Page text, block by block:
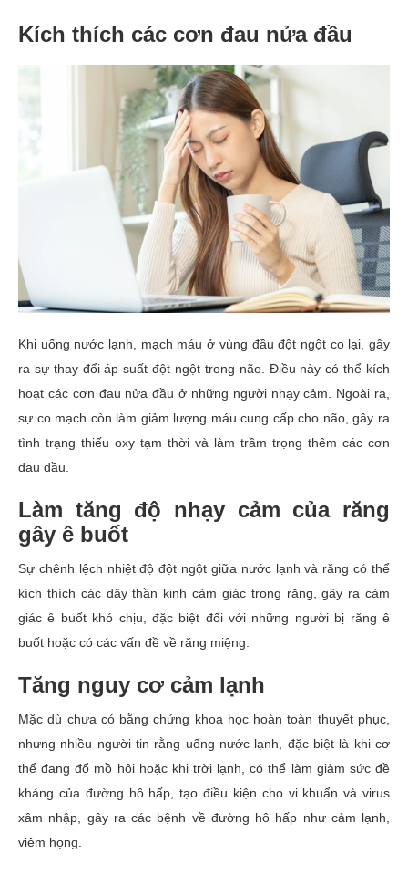
Kích thích các cơn đau nửa đầu
Khi uống nước lạnh, mạch máu ở vùng đầu đột ngột co lại, gây
ra sự thay đổi áp suất đột ngột trong não. Điều này có thể kích
hoạt các cơn đau nửa đầu ở những người nhạy cảm. Ngoài ra,
sự co mạch còn làm giảm lượng máu cung cấp cho não, gây ra
tình trạng thiếu oxy tạm thời và làm trầm trọng thêm các cơn
đau đầu.
Làm tăng độ nhạy cảm của răng
gây ê buốt
Sự chênh lệch nhiệt độ đột ngột giữa nước lạnh và răng có thể
kích thích các dây thần kinh cảm giác trong răng, gây ra cảm
giác ê buốt khó chịu, đặc biệt đối với những người bị răng ê
buốt hoặc có các vấn đề về răng miệng.
Tăng nguy cơ cảm lạnh
Mặc dù chưa có bằng chứng khoa học hoàn toàn thuyết phục,
nhưng nhiều người tin rằng uống nước lạnh, đặc biệt là khi cơ
thể đang đổ mồ hôi hoặc khi trời lạnh, có thể làm giảm sức đề
kháng của đường hô hấp, tạo điều kiện cho vi khuẩn và virus
xâm nhập, gây ra các bệnh về đường hô hấp như cảm lạnh,
viêm họng.